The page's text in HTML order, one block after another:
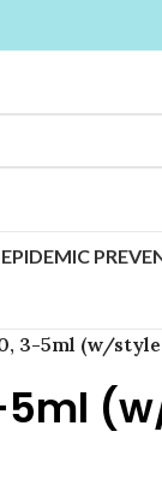
3-5ml (w/
5ml